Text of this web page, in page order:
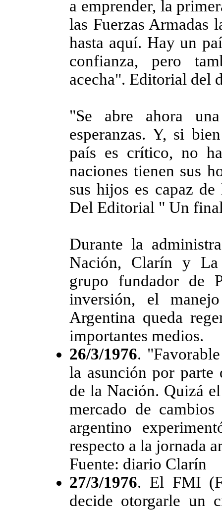
a emprender, la
las Fuerzas Armadas
hasta aquí. Hay un
confianza, pero
acecha". Editorial del
"Se abre ahora
esperanzas. Y, si
país es crítico, no
naciones tienen sus
sus hijos es capaz
Del Editorial " Un
Durante la
Nación, Clarín y La
grupo fundador de
inversión, el
Argentina queda
importantes medios.
26/3/1976.
la asunción por
de la Nación. Quizá
mercado de
argentino
respecto a la jornada
Fuente: diario Clarín
27/3/1976. El FMI
decide otorgarle un